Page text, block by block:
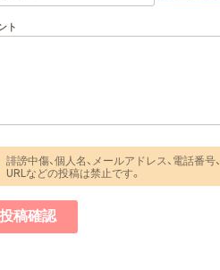
ト
誹謗中傷、個人名、メールアドレス、電話番号、
URLなどの投稿は禁止です。